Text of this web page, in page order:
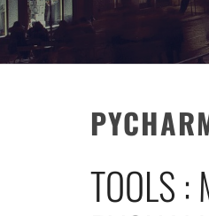
TOOLS :